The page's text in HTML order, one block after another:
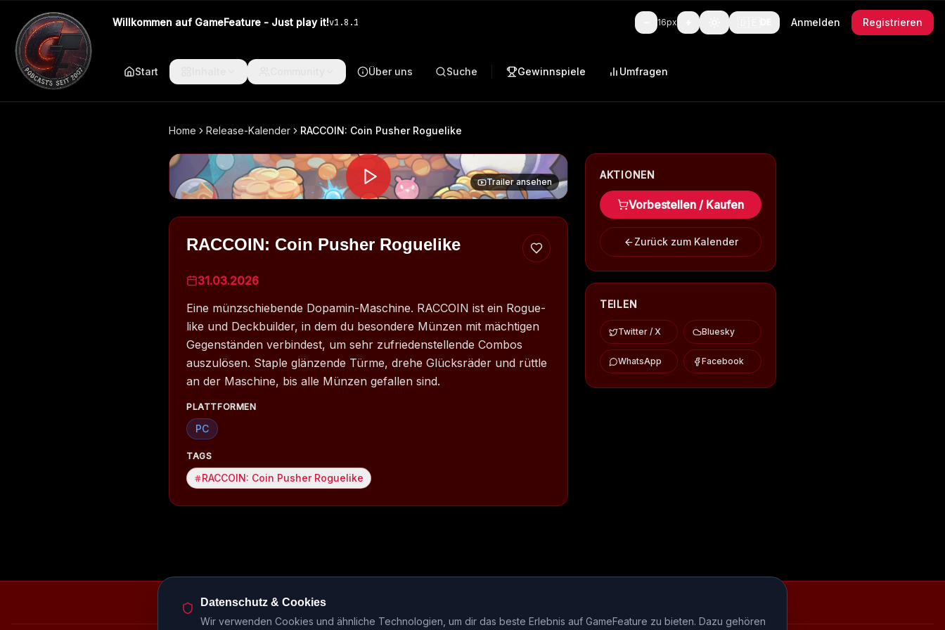
Willkommen auf GameFeature - Just play it!v1.8.1 16px Anmelden Registrieren
Start Über uns Suche Gewinnspiele Umfragen
Home Release-Kalender RACCOIN: Coin Pusher Roguelike
Trailer ansehen
RACCOIN: Coin Pusher Roguelike
31.03.2026
Eine münzschiebende Dopamin-Maschine. RACCOIN ist ein Rogue-
like und Deckbuilder, in dem du besondere Münzen mit mächtigen
Gegenständen verbindest, um sehr zufriedenstellende Combos
auszulösen. Staple glänzende Türme, drehe Glücksräder und rüttle
an der Maschine, bis alle Münzen gefallen sind.
PLATTFORMEN
PC
TAGS
RACCOIN: Coin Pusher Roguelike
AKTIONEN
Vorbestellen / Kaufen
Zurück zum Kalender
TEILEN
Twitter / X Bluesky
WhatsApp Facebook
Episodenbibliothek Release-Kalender
Datenschutz & Cookies
Wir verwenden Cookies und ähnliche Technologien, um dir das beste Erlebnis auf GameFeature zu bieten. Dazu gehören